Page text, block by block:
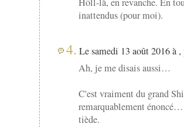
inattendus (pour moi).
4. Le samedi 13 août 2016 à
Ah, je me disais aussi…
C'est vraiment du grand
remarquablement
tiède.